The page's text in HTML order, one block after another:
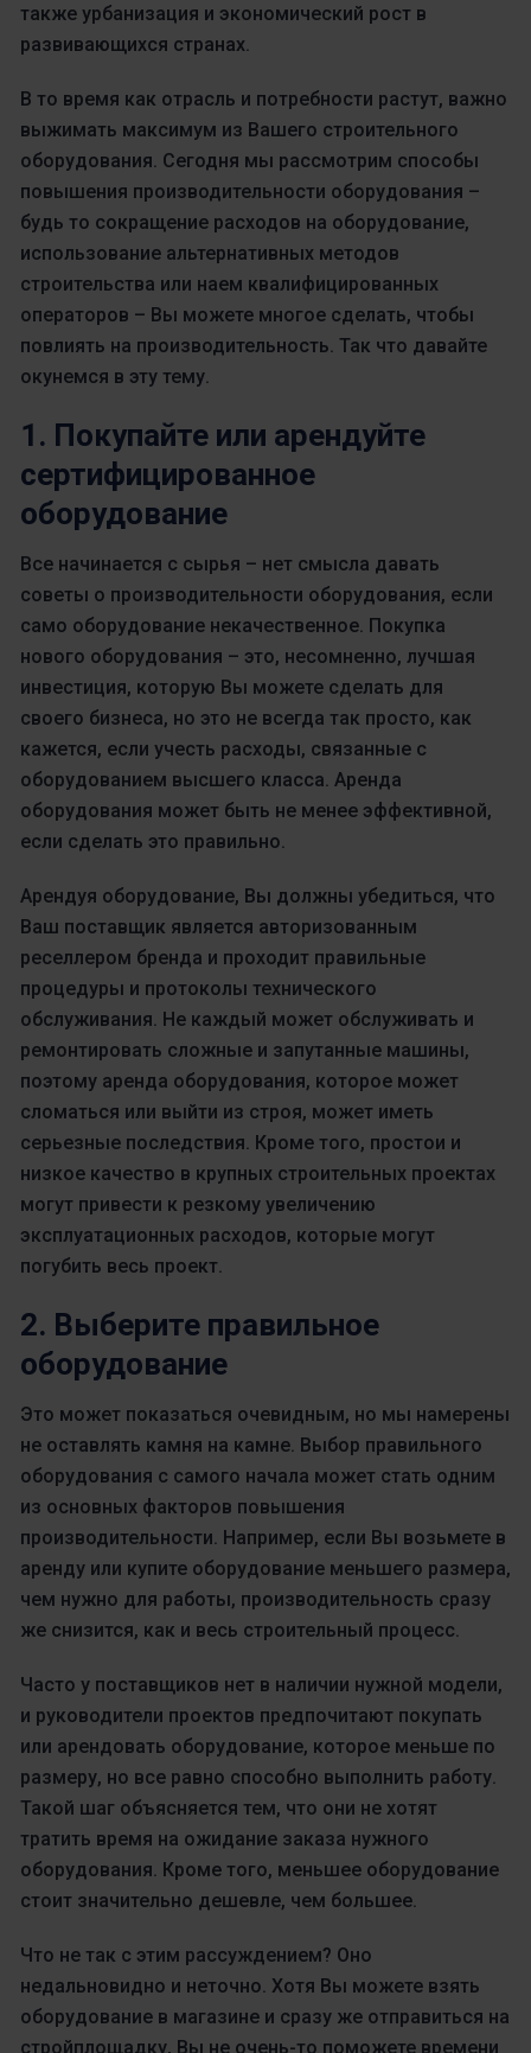
также урбанизация и экономический рост в
развивающихся странах.
В то время как отрасль и потребности растут, важно
выжимать максимум из Вашего строительного
оборудования. Сегодня мы рассмотрим способы
повышения производительности оборудования –
будь то сокращение расходов на оборудование,
использование альтернативных методов
строительства или наем квалифицированных
операторов – Вы можете многое сделать, чтобы
повлиять на производительность. Так что давайте
окунемся в эту тему.
1. Покупайте или арендуйте
сертифицированное
оборудование
Все начинается с сырья – нет смысла давать
советы о производительности оборудования, если
само оборудование некачественное. Покупка
нового оборудования – это, несомненно, лучшая
инвестиция, которую Вы можете сделать для
своего бизнеса, но это не всегда так просто, как
кажется, если учесть расходы, связанные с
оборудованием высшего класса. Аренда
оборудования может быть не менее эффективной,
если сделать это правильно.
Арендуя оборудование, Вы должны убедиться, что
Ваш поставщик является авторизованным
реселлером бренда и проходит правильные
процедуры и протоколы технического
обслуживания. Не каждый может обслуживать и
ремонтировать сложные и запутанные машины,
поэтому аренда оборудования, которое может
сломаться или выйти из строя, может иметь
серьезные последствия. Кроме того, простои и
низкое качество в крупных строительных проектах
могут привести к резкому увеличению
эксплуатационных расходов, которые могут
погубить весь проект.
2. Выберите правильное
оборудование
Это может показаться очевидным, но мы намерены
не оставлять камня на камне. Выбор правильного
оборудования с самого начала может стать одним
из основных факторов повышения
производительности. Например, если Вы возьмете в
аренду или купите оборудование меньшего размера,
чем нужно для работы, производительность сразу
же снизится, как и весь строительный процесс.
Часто у поставщиков нет в наличии нужной модели,
и руководители проектов предпочитают покупать
или арендовать оборудование, которое меньше по
размеру, но все равно способно выполнить работу.
Такой шаг объясняется тем, что они не хотят
тратить время на ожидание заказа нужного
оборудования. Кроме того, меньшее оборудование
стоит значительно дешевле, чем большее.
Что не так с этим рассуждением? Оно
недальновидно и неточно. Хотя Вы можете взять
оборудование в магазине и сразу же отправиться на
стройплощадку, Вы не очень-то поможете времени